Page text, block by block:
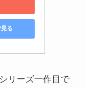
る
リーズ一作目で